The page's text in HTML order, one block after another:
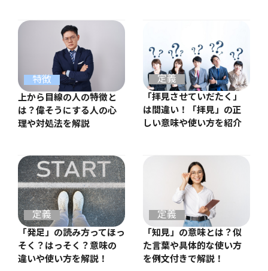
特徴
上から目線の人の特徴と
は？偉そうにする人の心
理や対処法を解説
定義
「拝見させていだたく」
は間違い！「拝見」の正
しい意味や使い方を紹介
定義
「発足」の読み方ってほっ
そく？はっそく？意味の
違いや使い方を解説！
定義
「知見」の意味とは？似
た言葉や具体的な使い方
を例文付きで解説！